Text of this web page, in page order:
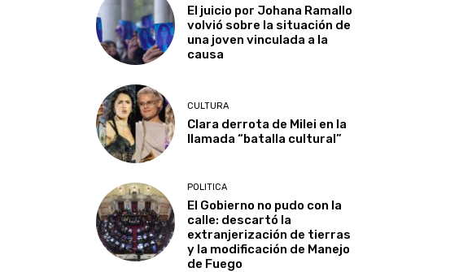
El juicio por Johana Ramallo
volvió sobre la situación de
una joven vinculada a la
causa
CULTURA
Clara derrota de Milei en la
llamada “batalla cultural”
POLITICA
El Gobierno no pudo con la
calle: descartó la
extranjerización de tierras
y la modificación de Manejo
de Fuego